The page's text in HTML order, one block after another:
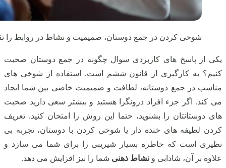
شوخی کردن در جمع دوستان، صمیمیت و نشاط در روابط را
یکی از پاسخ های کاربردی سوال چگونه در جمع دوستان صحبت
کنیم؟ به کارگیری از قانون ششم است. استفاده از شوخی های
مناسب در جمع دوستانه، لطافت و صمیمیت خاصی بین شما ایجاد
می کند. اگر جزء افراد درونگرا هستید و بیشتر سعی دارید صحبت
های دوستانتان را بشنوید، حتما این روش را امتحان کنید. تعریف
کردن لطیفه های خنده دار یا شوخی کردن با دوستان، تجربه بی
نظیری است که خاطره بسیار شیرینی را برای شما می سازد و
علاوه بر آن، شادابی و نشاط ذهنی شما را نیز افزایش می دهد.